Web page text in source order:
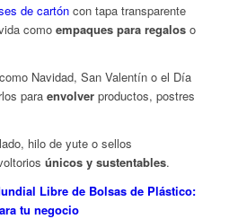
de cartóncon tapa transparente
comoempaques para regalos o
Navidad, San Valentín o el Día
para envolverproductos, postres
hilo de yute o sellos
únicos y sustentables.
Libre de Bolsas de Plástico:
tu negocio